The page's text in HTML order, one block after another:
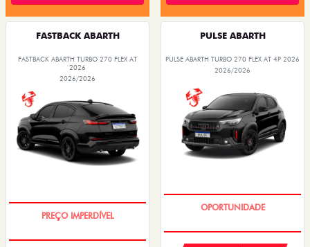
FASTBACK ABARTH
FASTBACK ABARTH TURBO 270 FLEX AT
2026
2026/2026
TAXA ZERO
PULSE ABARTH
PULSE ABARTH TURBO 270 FLEX AT 4P 2026
2026/2026
TAXA ZERO